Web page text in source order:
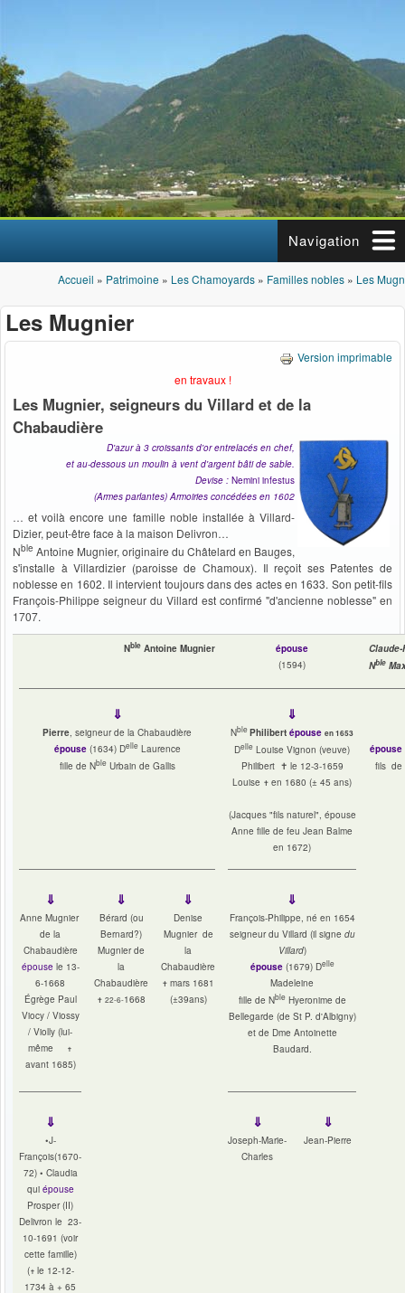
Navigation
Vous êtes ici
Accueil » Patrimoine » Les Chamoyards » Familles nobles » Les
Les Mugnier
Version imprimable
en travaux !
Les Mugnier, seigneurs du Villard et de la
Chabaudière
D'azur à 3 croissants d'or entrelacés en chef,
et au-dessous un moulin à vent d'argent bâti de sable.
Devise : Nemini infestus
(Armes parlantes) Armoiries concédées en 1602
… et voilà encore une famille noble installée à Villard-
Dizier, peut-être face à la maison Delivron…
Nble Antoine Mugnier, originaire du Châtelard en Bauges,
s'installe à Villardizier (paroisse de Chamoux). Il reçoit ses Patentes de
noblesse en 1602. Il intervient toujours dans des actes en 1633. Son petit-fils
François-Philippe seigneur du Villard est confirmé "d'ancienne noblesse" en
1707.
Nble Antoine Mugnier
épouse
(1594)
Nble
⇓
Pierre, seigneur de la Chabaudière
épouse(1634)DelleLaurence
fille de NbleUrbain de Gallis
⇓
NblePhilibert épouse en 1653
Delle Louise Vignon (veuve)
Philibert ✝ le 12-3-1659
Louise ✝ en 1680 (± 45 ans)
(Jacques "fils naturel", épouse
Anne fille de feu Jean Balme
en 1672)
épouse
fils de
⇓
Anne Mugnier
de la
Chabaudière
épousele 13-
6-1668
Égrège Paul
Viocy / Viossy
/ Violly (lui-
même
✝
avant 1685)
⇓
Bérard (ou
Bernard?)
Mugnier de
la
Chabaudière
✝ 22-6-1668
⇓
Denise
Mugnier de
la
Chabaudière
✝ mars 1681
(±39ans)
⇓
François-Philippe, né en 1654
seigneur du Villard (il signe du
Villard)
épouse(1679) Delle
Madeleine
fille de NbleHyeronime de
Bellegarde (de St P. d'Albigny)
et de Dme Antoinette
Baudard.
⇓
•J-
François(1670-
72) • Claudia
qui épouse
Prosper (II)
Delivron le 23-
10-1691 (voir
cette famille)
(✝ le 12-12-
1734 à + 65
⇓
Joseph-Marie-
Charles
⇓
Jean-Pierre